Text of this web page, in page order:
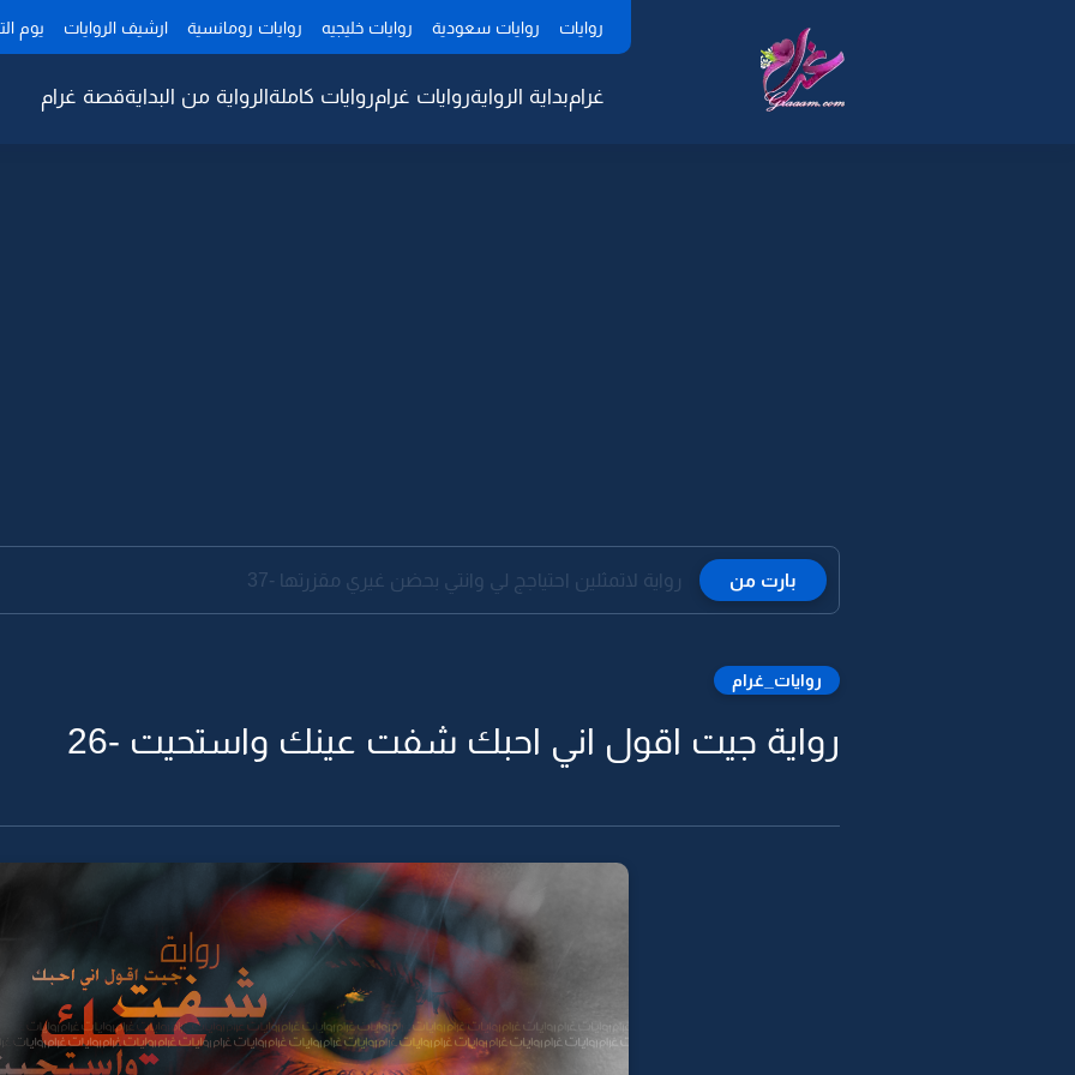
روايات روايات سعودية روايات خليجيه روايات رومانسية ارشيف الروايات يوم
غرامبداية الروايةروايات غرامروايات كاملةالرواية من البدايةقصة غرام
بارت من رواية لاتمثلين احتياجج لي وانتي بحضن غيري مقزرتها -37
روايات_غرام
رواية جيت اقول اني احبك شفت عينك واستحيت -26